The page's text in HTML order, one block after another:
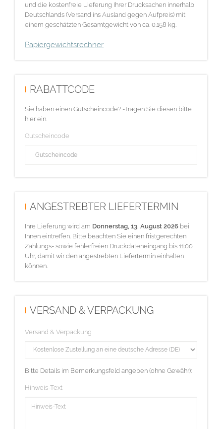
und die kostenfreie Lieferung Ihrer Drucksachen innerhalb
Deutschlands (Versand ins Ausland gegen Aufpreis) mit
einem geschätzten Gesamtgewicht von ca. 0.158 kg.
Papiergewichtsrechner
RABATTCODE
Sie haben einen Gutscheincode? -Tragen Sie diesen bitte
hier ein.
Gutscheincode
ANGESTREBTER LIEFERTERMIN
Ihre Lieferung wird am Donnerstag, 13. August 2026 bei
Ihnen eintreffen. Bitte beachten Sie einen fristgerechten
Zahlungs- sowie fehlerfreien Druckdateneingang bis 11:00
Uhr, damit wir den angestrebten Liefertermin einhalten
können.
VERSAND & VERPACKUNG
Versand & Verpackung
Bitte Details im Bemerkungsfeld angeben (ohne Gewähr):
Hinweis-Text